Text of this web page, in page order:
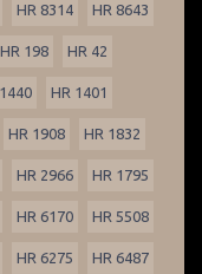
HR 8314 HR 8643
HR 198 HR 42
HR 1401
HR 1908 HR 1832
HR 2966 HR 1795
HR 6170 HR 5508
HR 6275 HR 6487